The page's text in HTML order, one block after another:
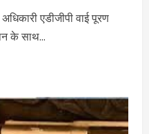
एडीजीपी वाई पूरण
के साथ...